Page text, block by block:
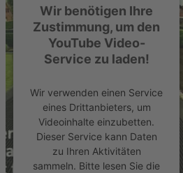
Wir benötigen Ihre
Zustimmung, um den
YouTube Video-
Service zu laden!
Wir verwenden einen Service
eines Drittanbieters, um
Videoinhalte einzubetten.
Dieser Service kann Daten
zu Ihren Aktivitäten
sammeln. Bitte lesen Sie die